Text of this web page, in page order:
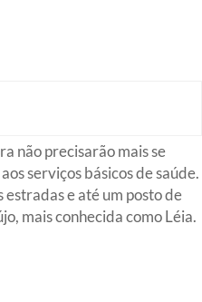
não precisarão mais se
serviços básicos de saúde.
e até um posto de
mais conhecida como Léia.